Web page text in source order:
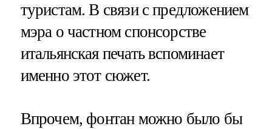
туристам. В связи с предложением
мэра о частном спонсорстве
итальянская печать вспоминает
именно этот сюжет.
Впрочем, фонтан можно было бы